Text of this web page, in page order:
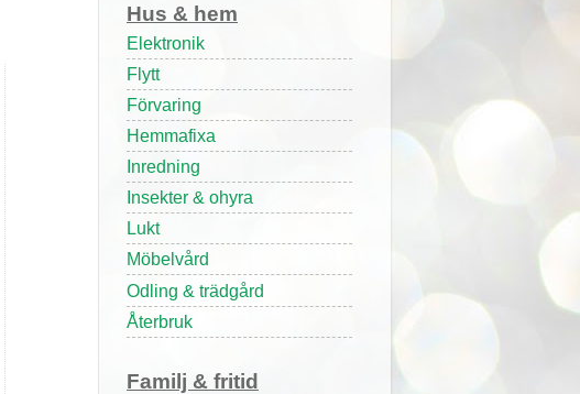
Hus & hem
Elektronik
Flytt
Förvaring
Hemmafixa
Inredning
Insekter & ohyra
Lukt
Möbelvård
Odling & trädgård
Återbruk
Familj & fritid